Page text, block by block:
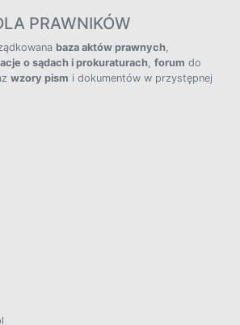
PRAWNIKÓW
baza aktów prawnych,
o sądach i prokuraturach, forum do
wzory pism i dokumentów w przystępnej